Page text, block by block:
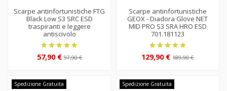
Scarpe antinfortunistiche FTG
Black Low S3 SRC ESD
traspiranti e leggere
antiscivolo
57,90 €97,90 €
Scarpe antinfortunistiche
GEOX - Diadora Glove NET
MID PRO S3 SRA HRO ESD
701.181123
129,90 €189,90 €
Spedizione Gratuita
Spedizione Gratuita